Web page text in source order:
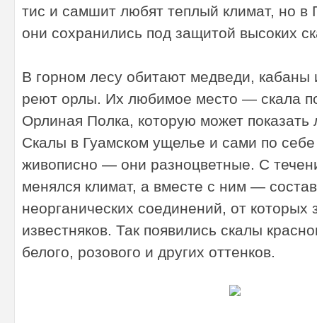
тис и самшит любят теплый климат, но в
они сохранились под защитой высоких
В горном лесу обитают медведи, кабаны
реют орлы. Их любимое место — скала
Орлиная Полка, которую может
Скалы в Гуамском ущелье и сами по себе
живописно — они разноцветные. С
менялся климат, а вместе с ним —
неорганических соединений, от которых
известняков. Так появились скалы
белого, розового и других оттенков.